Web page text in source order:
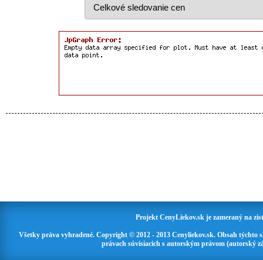
Projekt CenyLiekov.sk je zameraný na
Všetky práva vyhradené. Copyright © 2012 - 2013 Cenyliekov.sk. Obsah
právach súvisiacich s autorským právom (autorský